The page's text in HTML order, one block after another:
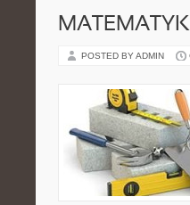
POSTED BY ADMIN